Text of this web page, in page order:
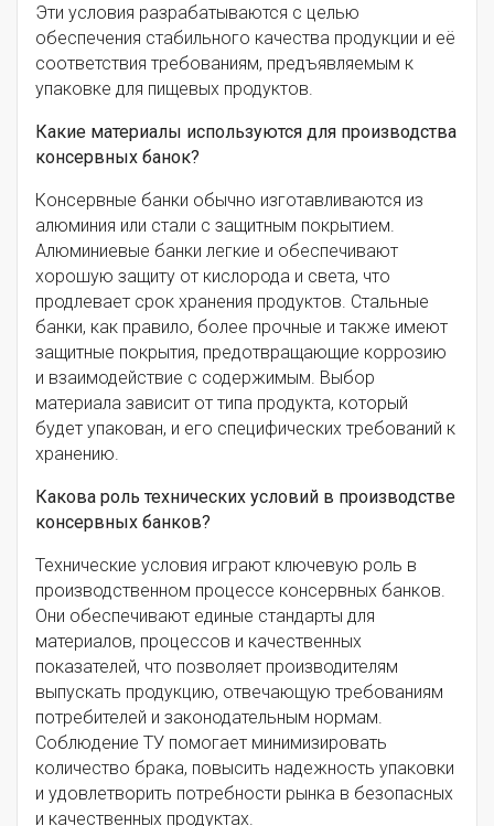
Эти условия разрабатываются с целью
обеспечения стабильного качества продукции и её
соответствия требованиям, предъявляемым к
упаковке для пищевых продуктов.
Какие материалы используются для производства
консервных банок?
Консервные банки обычно изготавливаются из
алюминия или стали с защитным покрытием.
Алюминиевые банки легкие и обеспечивают
хорошую защиту от кислорода и света, что
продлевает срок хранения продуктов. Стальные
банки, как правило, более прочные и также имеют
защитные покрытия, предотвращающие коррозию
и взаимодействие с содержимым. Выбор
материала зависит от типа продукта, который
будет упакован, и его специфических требований к
хранению.
Какова роль технических условий в производстве
консервных банков?
Технические условия играют ключевую роль в
производственном процессе консервных банков.
Они обеспечивают единые стандарты для
материалов, процессов и качественных
показателей, что позволяет производителям
выпускать продукцию, отвечающую требованиям
потребителей и законодательным нормам.
Соблюдение ТУ помогает минимизировать
количество брака, повысить надежность упаковки
и удовлетворить потребности рынка в безопасных
и качественных продуктах.